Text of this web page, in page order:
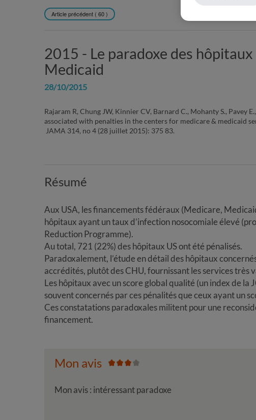
Article précédent ( 60 )
2015 - Le paradoxe des
Medicaid
28/10/2015
Rajaram R, Chung JW, Kinnier CV, Barnard C., Mohanty S.,
associated with penalties in the centers for medicare & medicaid
JAMA 314, no 4 (28 juillet 2015): 375 83.
Résumé
Aux USA, les financements fédéraux (Medicare,
hôpitaux ayant un taux d’infection nosocomiale élevé
Reduction Programme).
Au total, 721 (22%) des hôpitaux US ont été pénalisés.
Paradoxalement, l’étude en détail des hôpitaux
accrédités, plutôt des CHU, fournissant les services très
Les hôpitaux avec un score global qualité (un index de
souvent concernés par ces pénalités que ceux ayant un
Ces constatations paradoxales militent pour une
financement.
Mon avis
Mon avis : intéressant paradoxe